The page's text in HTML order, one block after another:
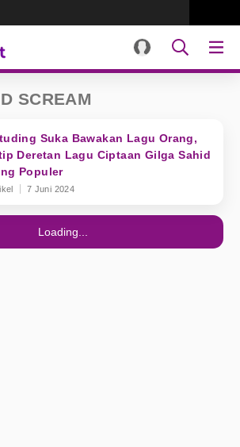
SCREAM
Suka Bawakan Lagu Orang,
Deretan Lagu Ciptaan Gilga Sahid
Populer
7 Juni 2024
Loading...